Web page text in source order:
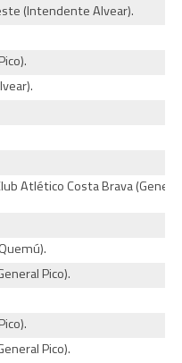
(Intendente Alvear).
Atlético Costa Brava
Pico).
Pico).